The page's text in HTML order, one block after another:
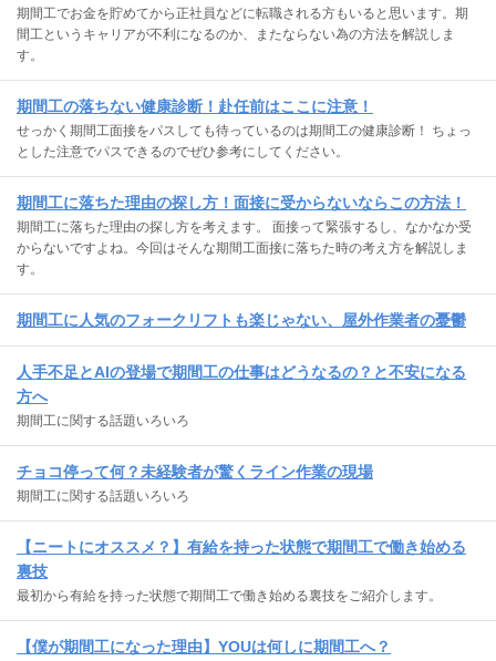
期間工でお金を貯めてから正社員などに転職される方もいると思います。期
間工というキャリアが不利になるのか、またならない為の方法を解説しま
す。
期間工の落ちない健康診断！赴任前はここに注意！
せっかく期間工面接をパスしても待っているのは期間工の健康診断！ ちょっ
とした注意でパスできるのでぜひ参考にしてください。
期間工に落ちた理由の探し方！面接に受からないならこの方法！
期間工に落ちた理由の探し方を考えます。 面接って緊張するし、なかなか受
からないですよね。今回はそんな期間工面接に落ちた時の考え方を解説しま
す。
期間工に人気のフォークリフトも楽じゃない、屋外作業者の憂鬱
人手不足とAIの登場で期間工の仕事はどうなるの？と不安になる
方へ
期間工に関する話題いろいろ
チョコ停って何？未経験者が驚くライン作業の現場
期間工に関する話題いろいろ
【ニートにオススメ？】有給を持った状態で期間工で働き始める
裏技
最初から有給を持った状態で期間工で働き始める裏技をご紹介します。
【僕が期間工になった理由】YOUは何しに期間工へ？